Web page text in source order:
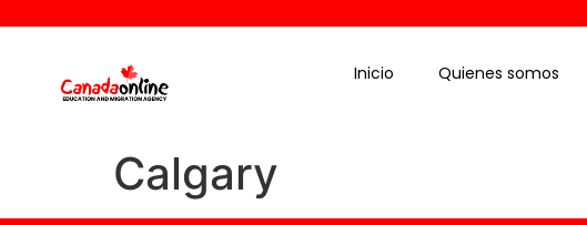
Inicio Quienes somos
Calgary